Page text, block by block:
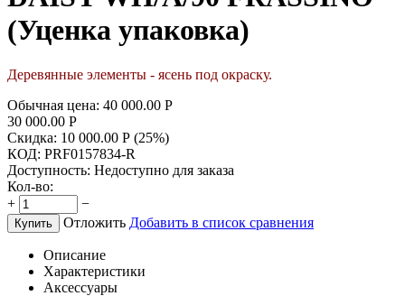
(Уценка упаковка)
Деревянные элементы - ясень под окраску.
Обычная цена: 40 000.00 Р
30 000.00 Р
Скидка: 10 000.00 Р (25%)
КОД: PRF0157834-R
Доступность: Недоступно для заказа
Кол-во:
+
−
Купить Отложить Добавить в список сравнения
Описание
Характеристики
Аксессуары